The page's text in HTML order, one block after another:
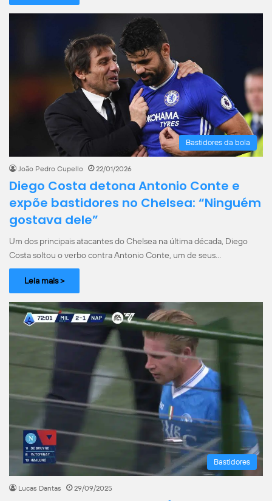
Bastidores da bola
João Pedro Cupello 22/01/2026
Diego Costa detona Antonio Conte e
expõe bastidores no Chelsea: “Ninguém
gostava dele”
Um dos principais atacantes do Chelsea na última década, Diego
Costa soltou o verbo contra Antonio Conte, um de seus…
Leia mais >
Bastidores
Lucas Dantas 29/09/2025